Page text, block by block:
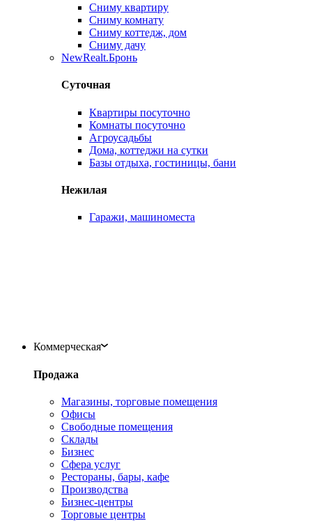
Сниму квартиру
Сниму комнату
Сниму коттедж, дом
Сниму дачу
NewRealt.Бронь
Суточная
Квартиры посуточно
Комнаты посуточно
Агроусадьбы
Дома, коттеджи на сутки
Базы отдыха, гостиницы, бани
Нежилая
Гаражи, машиноместа
Коммерческая
Продажа
Магазины, торговые помещения
Офисы
Свободные помещения
Склады
Бизнес
Сфера услуг
Рестораны, бары, кафе
Производства
Бизнес-центры
Торговые центры